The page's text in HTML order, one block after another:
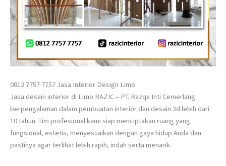
0812 7757 7757 Jasa Interior Design Limo
Jasa desain interior di Limo RAZIC – PT. Razqa Inti Cemerlang
berpengalaman dalam pembuatan interior dan desain 3d lebih dari
10 tahun. Tim profesional kami siap menciptakan ruang yang
fungsional, estetis, menyesuaikan dengan gaya hidup Anda dan
pastinya agar terlihat lebih rapih, indah serta menarik.